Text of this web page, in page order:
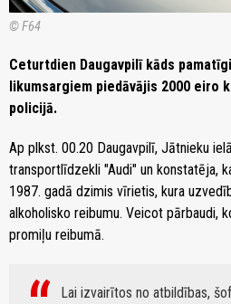
© F64
Ceturtdien Daugavpilī kāds
likumsargiem piedāvājis 2000 eiro
policijā.
Ap plkst. 00.20 Daugavpilī, Jātnieku
transportlīdzekli "Audi" un konstatēja,
1987. gadā dzimis vīrietis, kura
alkoholisko reibumu. Veicot pārbaudi,
promiļu reibumā.
Lai izvairītos no atbildības,